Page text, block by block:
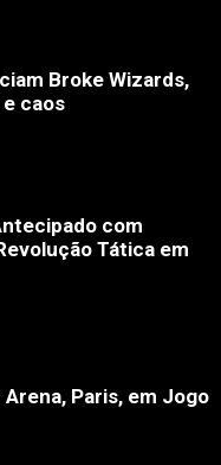
Broke Wizards,
caos
com
Tática em
Arena, Paris, em Jogo